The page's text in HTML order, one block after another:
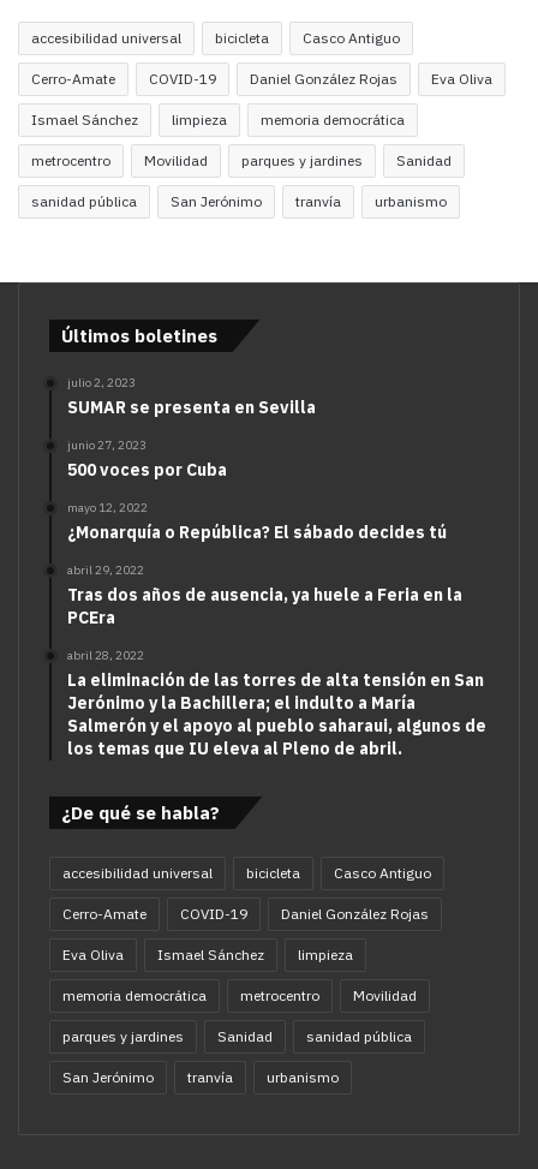
accesibilidad universal bicicleta Casco Antiguo
Cerro-Amate COVID-19 Daniel González Rojas Eva Oliva
Ismael Sánchez limpieza memoria democrática
metrocentro Movilidad parques y jardines Sanidad
sanidad pública San Jerónimo tranvía urbanismo
Últimos boletines
julio 2, 2023
SUMAR se presenta en Sevilla
junio 27, 2023
500 voces por Cuba
mayo 12, 2022
¿Monarquía o República? El sábado decides tú
abril 29, 2022
Tras dos años de ausencia, ya huele a Feria en la
PCEra
abril 28, 2022
La eliminación de las torres de alta tensión en San
Jerónimo y la Bachillera; el indulto a María
Salmerón y el apoyo al pueblo saharaui, algunos de
los temas que IU eleva al Pleno de abril.
¿De qué se habla?
accesibilidad universal bicicleta Casco Antiguo
Cerro-Amate COVID-19 Daniel González Rojas
Eva Oliva Ismael Sánchez limpieza
memoria democrática metrocentro Movilidad
parques y jardines Sanidad sanidad pública
San Jerónimo tranvía urbanismo